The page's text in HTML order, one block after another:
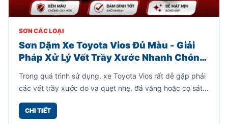
SƠN CÁC LOẠI
Sơn Dặm Xe Toyota Vios Đủ Màu - Giải
Pháp Xử Lý Vết Trầy Xước Nhanh Chóng,
Trong quá trình sử dụng, xe Toyota Vios rất dễ gặp phải
các vết trầy xước do va quẹt nhẹ, đá văng hoặc cọ sát
mỹ mà còn khiến bề mặt sơn dễ bị oxy hóa theo thời
CHI TIẾT